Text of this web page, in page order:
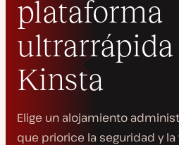
plataforma
ultrarrápida
Kinsta
Elige un alojamiento
que priorice la seguridad y